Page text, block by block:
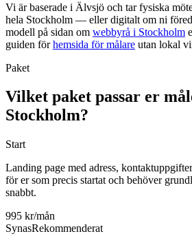
Vi är baserade i Älvsjö och tar fysiska
hela Stockholm — eller digitalt om ni
modell på sidan om webbyrå i Stockholm
guiden för hemsida för målare utan lokal
Paket
Vilket paket passar er
Stockholm?
Start
Landing page med adress,
för er som precis startat och behöver
snabbt.
995 kr/mån
SynasRekommenderat